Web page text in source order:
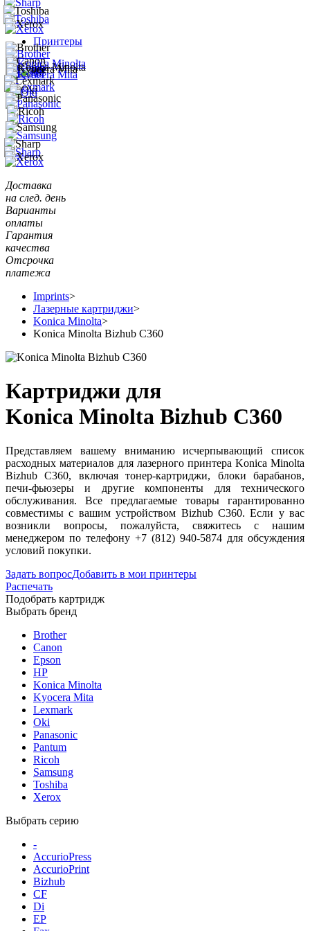
Принтеры
Доставка
на след. день
Варианты
оплаты
Гарантия
качества
Отсрочка
платежа
Imprints>
Лазерные картриджи>
Konica Minolta>
Konica Minolta Bizhub C360
Картриджи для
Konica Minolta Bizhub C360
Представляем вашему вниманию исчерпывающий список
расходных материалов для лазерного принтера Konica Minolta
Bizhub C360, включая тонер-картриджи, блоки барабанов,
печи-фьюзеры и другие компоненты для технического
обслуживания. Все предлагаемые товары гарантированно
совместимы с вашим устройством Bizhub C360. Если у вас
возникли вопросы, пожалуйста, свяжитесь с нашим
менеджером по телефону +7 (812) 940-5874 для обсуждения
условий покупки.
Задать вопросДобавить в мои принтеры
Распечать
Подобрать картридж
Выбрать бренд
Brother
Canon
Epson
HP
Konica Minolta
Kyocera Mita
Lexmark
Oki
Panasonic
Pantum
Ricoh
Samsung
Toshiba
Xerox
Выбрать серию
-
AccurioPress
AccurioPrint
Bizhub
CF
Di
EP